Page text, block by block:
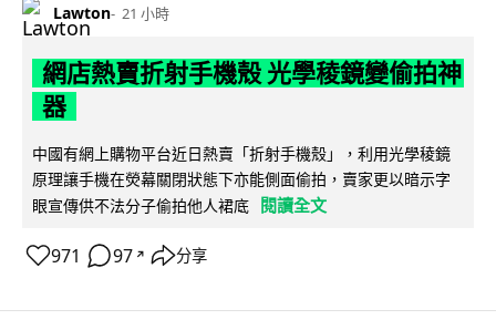
Lawton 21 小時
網店熱賣折射手機殼 光學稜鏡變偷拍神
器
中國有網上購物平台近日熱賣「折射手機殼」，利用光學稜鏡
原理讓手機在熒幕關閉狀態下亦能側面偷拍，賣家更以暗示字
眼宣傳供不法分子偷拍他人裙底
閱讀全文
971 97 ↗ 分享